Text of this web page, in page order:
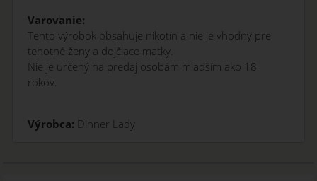
Varovanie:
Tento výrobok obsahuje nikotín a nie je vhodný pre
tehotné ženy a dojčiace matky.
Nie je určený na predaj osobám mladším ako 18
rokov.
Výrobca: Dinner Lady